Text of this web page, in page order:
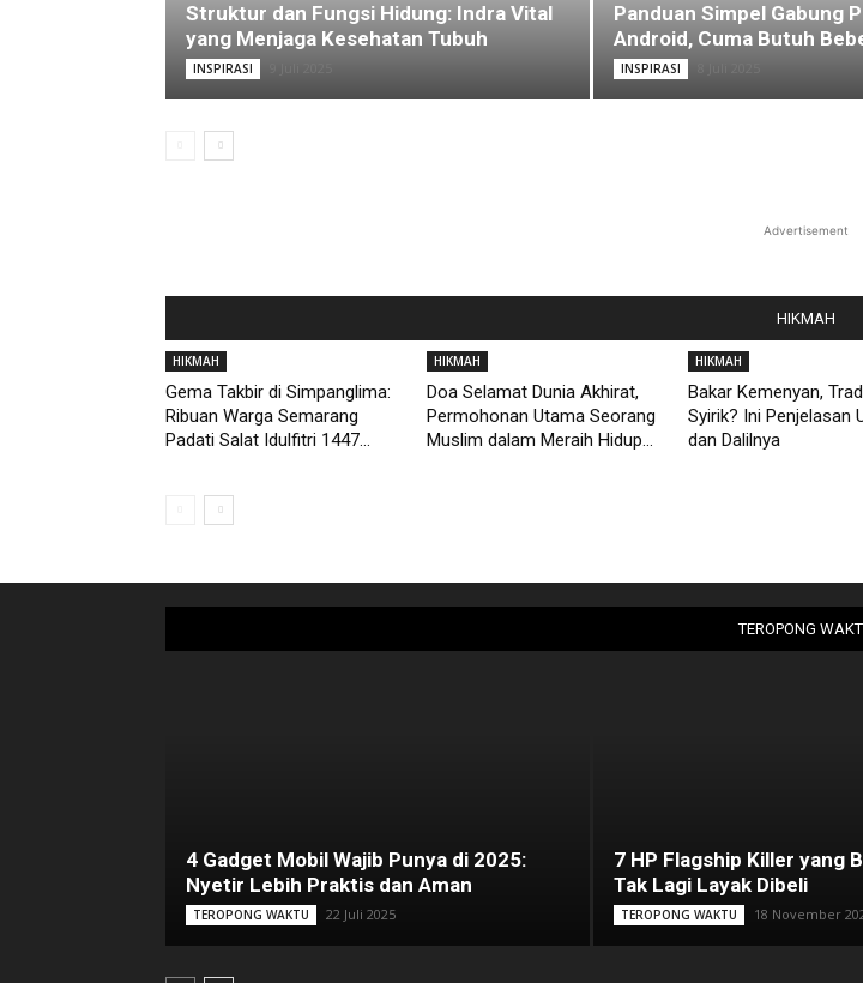
Struktur dan Fungsi Hidung: Indra Vital
yang Menjaga Kesehatan Tubuh
INSPIRASI
Panduan Simpel Gabung
Android, Cuma Butuh
INSPIRASI
Advertisement
HIKMAH
HIKMAH
Gema Takbir di Simpanglima:
Ribuan Warga Semarang
Padati Salat Idulfitri 1447...
HIKMAH
Doa Selamat Dunia Akhirat,
Permohonan Utama Seorang
Muslim dalam Meraih Hidup...
HIKMAH
Bakar Kemenyan,
Syirik? Ini Penjelasan
dan Dalilnya
TEROPONG
4 Gadget Mobil Wajib Punya di 2025:
Nyetir Lebih Praktis dan Aman
TEROPONG WAKTU 22 Juli 2025
7 HP Flagship Killer yang
Tak Lagi Layak Dibeli
TEROPONG WAKTU 18 November